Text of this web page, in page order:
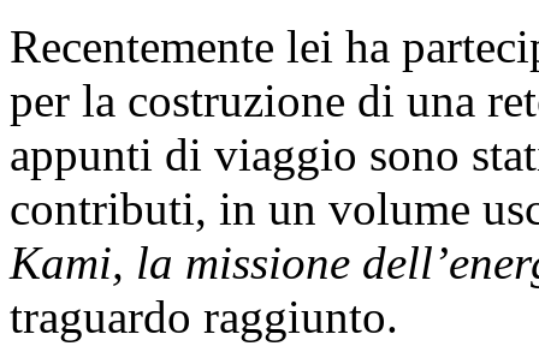
Recentemente lei ha
per la costruzione di una
appunti di viaggio sono
contributi, in un volume
Kami, la missione
traguardo raggiunto.